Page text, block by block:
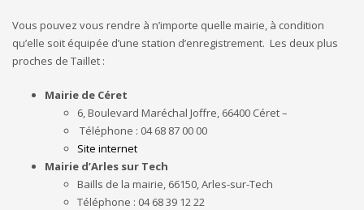
Vous pouvez vous rendre à n’importe quelle mairie, à condition
qu’elle soit équipée d’une station d’enregistrement. Les deux plus
proches de Taillet :
Mairie de Céret
6, Boulevard Maréchal Joffre, 66400 Céret –
Téléphone : 04 68 87 00 00
Site internet
Mairie d’Arles sur Tech
Baills de la mairie, 66150, Arles-sur-Tech
Téléphone : 04 68 39 12 22